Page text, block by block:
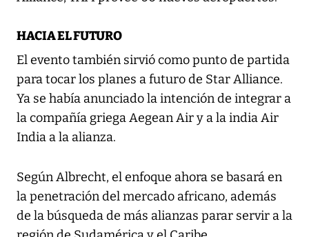
HACIA EL FUTURO
El evento también sirvió como punto de partida
para tocar los planes a futuro de Star Alliance.
Ya se había anunciado la intención de integrar a
la compañía griega Aegean Air y a la india Air
India a la alianza.
Según Albrecht, el enfoque ahora se basará en
la penetración del mercado africano, además
de la búsqueda de más alianzas parar servir a la